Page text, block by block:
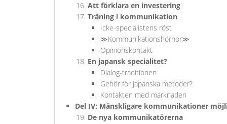
Att förklara en investering
Träning i kommunikation
Icke-specialistens röst
≫Kommunikationshörnor≫
Opinionskontakt
En japansk specialitet?
Dialog-traditionen
Gehör för japanska metoder?
Kontakten med marknaden
Del IV: Mänskligare kommunikationer
De nya kommunikatörerna